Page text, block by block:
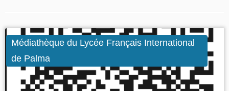
Médiathèque du Lycée Français International
de Palma